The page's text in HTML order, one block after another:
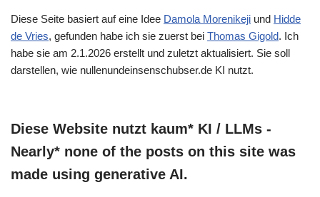
Diese Seite basiert auf eine Idee Damola Morenikeji und Hidde
de Vries, gefunden habe ich sie zuerst bei Thomas Gigold. Ich
habe sie am 2.1.2026 erstellt und zuletzt aktualisiert. Sie soll
darstellen, wie nullenundeinsenschubser.de KI nutzt.
Diese Website nutzt kaum* KI / LLMs -
Nearly* none of the posts on this site was
made using generative AI.